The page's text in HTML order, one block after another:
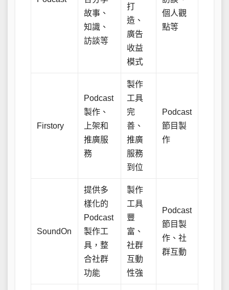
故事、
知識、
訪談等
打
造、
廣告
收益
模式
個人觀
點等
Firstory
Podcast
製作、
上架和
推廣服
務
製作
工具
完
善、
推廣
服務
到位
Podcast
節目製
作
SoundOn
提供多
樣化的
Podcast
製作工
具，整
合社群
功能
製作
工具
豐
富、
社群
互動
性強
Podcast
節目製
作、社
群互動